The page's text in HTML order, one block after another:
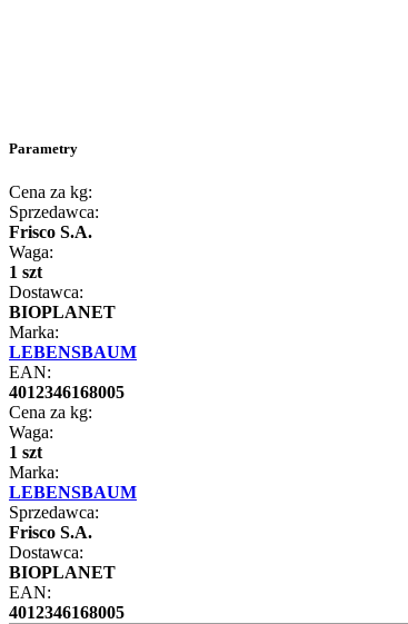
Parametry
Cena za kg:
Sprzedawca:
Frisco S.A.
Waga:
1 szt
Dostawca:
BIOPLANET
Marka:
LEBENSBAUM
EAN:
4012346168005
Cena za kg:
Waga:
1 szt
Marka:
LEBENSBAUM
Sprzedawca:
Frisco S.A.
Dostawca:
BIOPLANET
EAN:
4012346168005